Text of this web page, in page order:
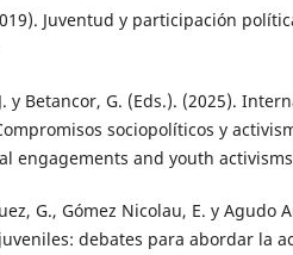
Juventud y participación
y Betancor, G. (Eds.). (2025).
sociopolíticos y
engagements and youth
G., Gómez Nicolau, E. y Agudo
debates para abordar la